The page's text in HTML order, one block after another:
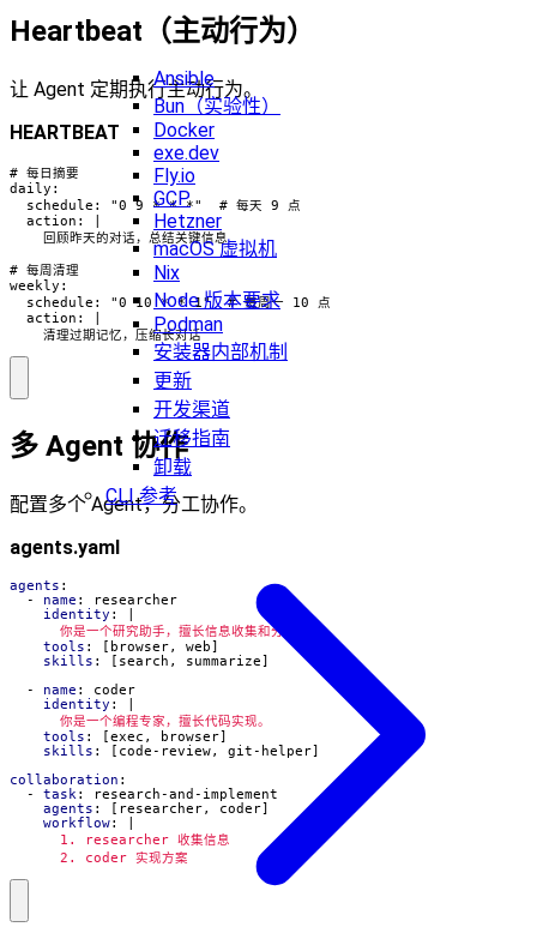
Ansible
Bun（实验性）
Docker
exe.dev
Fly.io
GCP
Hetzner
macOS 虚拟机
Nix
Node 版本要求
Podman
安装器内部机制
更新
开发渠道
迁移指南
卸载
CLI 参考
Heartbeat（主动行为）
让 Agent 定期执行主动行为。
HEARTBEAT
# 每日摘要
daily:
  schedule: "0 9 * * *"  # 每天 9 点
  action: |
    回顾昨天的对话，总结关键信息
# 每周清理
weekly:
  schedule: "0 10 * * 1"  # 每周一 10 点
  action: |
    清理过期记忆，压缩长对话
多 Agent 协作
配置多个 Agent，分工协作。
agents.yaml
agents :
- name :
researcher
identity :
      你是一个研究助手，擅长信息收集和分析。
tools :
browser, web]
skills :
search, summarize]
- name :
coder
identity :
      你是一个编程专家，擅长代码实现。
tools :
exec, browser]
skills :
code-review, git-helper]
collaboration :
- task :
research-and-implement
agents :
researcher, coder]
workflow:
      2. coder 实现方案